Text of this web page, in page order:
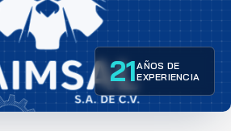
21AÑOS DE
EXPERIENCIA